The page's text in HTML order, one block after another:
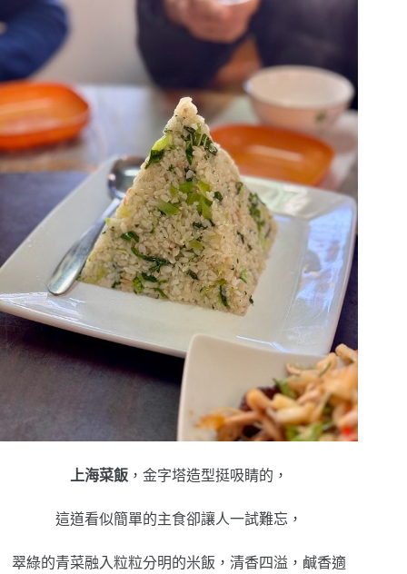
上海菜飯 ，金字塔造型挺吸睛的，
這道看似簡單的主食卻讓人一試難忘，
翠綠的青菜融入粒粒分明的米飯，清香四溢，鹹香適